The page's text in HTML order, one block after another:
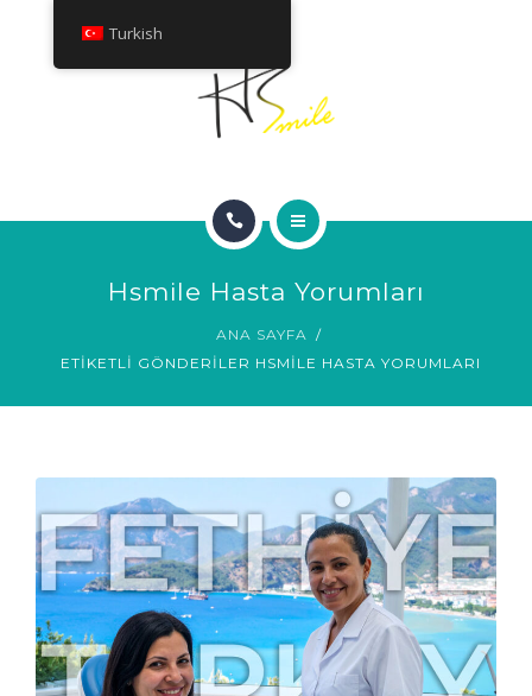
HAKKINDA
HAKKINDA
İLETIŞIM
Hsmile Hasta Yorumları
ANA SAYFA
ETIKETLI GÖNDERILER HSMILE HASTA YORUMLARI
Turkish